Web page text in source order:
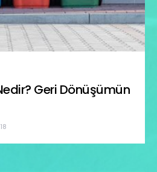
Geri Dönüşümün